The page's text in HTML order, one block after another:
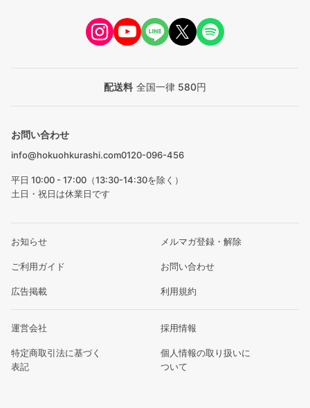
配送料 全国一律 580円
お問い合わせ
info@hokuohkurashi.com0120-096-456
平日 10:00 - 17:00（13:30-14:30を除く）
土日・祝日は休業日です
お知らせ メルマガ登録・解除
ご利用ガイド お問い合わせ
広告掲載 利用規約
運営会社 採用情報
特定商取引法に基づく
表記
個人情報の取り扱いに
ついて